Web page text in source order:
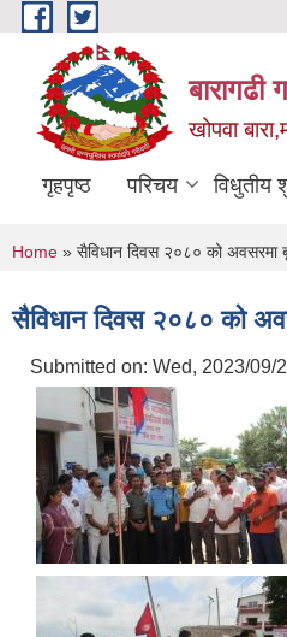
Skip to main content
बारागढी
खोपवा
गृहपृष्ठ परिचय विधुतीय
You are here
Home » सैविधान दिवस २०८० को
सैविधान दिवस २०८० को
Submitted on: Wed, 2023/09/